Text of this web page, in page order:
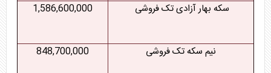
سکه بهار آزادی تک فروشی 1,586,600,000
نیم سکه تک فروشی 848,700,000